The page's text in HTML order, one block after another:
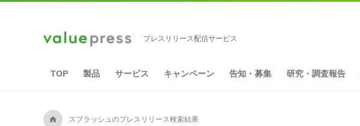
プレスリリース配信サービス
TOP 製品 サービス キャンペーン 告知・募集 研究・調査報告
A スプラッシュのプレスリリース検索結果